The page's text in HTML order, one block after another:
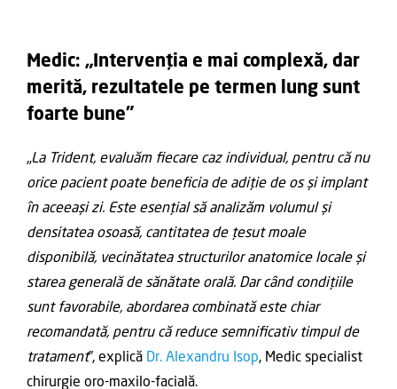
Medic: „Intervenția e mai complexă, dar
merită, rezultatele pe termen lung sunt
foarte bune”
„La Trident, evaluăm fiecare caz individual, pentru că nu
orice pacient poate beneficia de adiție de os și implant
în aceeași zi. Este esențial să analizăm volumul și
densitatea osoasă, cantitatea de țesut moale
disponibilă, vecinătatea structurilor anatomice locale și
starea generală de sănătate orală. Dar când condițiile
sunt favorabile, abordarea combinată este chiar
recomandată, pentru că reduce semnificativ timpul de
tratament”, explică Dr. Alexandru Isop, Medic specialist
chirurgie oro-maxilo-facială.